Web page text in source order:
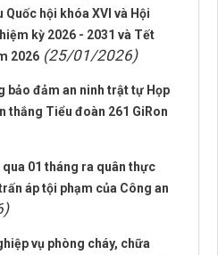
hội khóa XVI và Hội
kỳ 2026 - 2031 và Tết
2026 (25/01/2026)
bảo đảm an ninh trật tự Họp
thắng Tiểu đoàn 261 GiRon
01 tháng ra quân thực
áp tội phạm của Công an
vụ phòng cháy, chữa